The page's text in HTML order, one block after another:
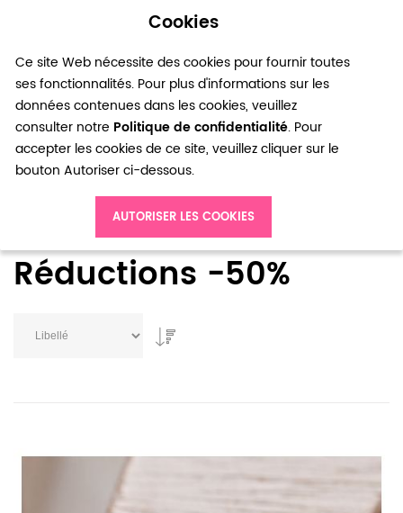
Cookies
Ce site Web nécessite des cookies pour fournir toutes
ses fonctionnalités. Pour plus d'informations sur les
données contenues dans les cookies, veuillez
consulter notre Politique de confidentialité. Pour
accepter les cookies de ce site, veuillez cliquer sur le
bouton Autoriser ci-dessous.
AUTORISER LES COOKIES
0
Soldes Réductions -50%
Réductions -50%